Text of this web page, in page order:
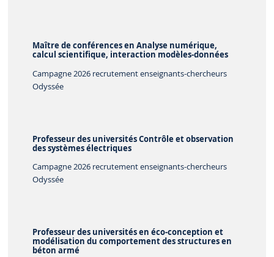
Maître de conférences en Analyse numérique,
calcul scientifique, interaction modèles-données
Campagne 2026 recrutement enseignants-chercheurs
Odyssée
Professeur des universités Contrôle et observation
des systèmes électriques
Campagne 2026 recrutement enseignants-chercheurs
Odyssée
Professeur des universités en éco-conception et
modélisation du comportement des structures en
béton armé